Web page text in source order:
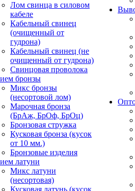
Лом свинца в силовом
кабеле
Кабельный свинец
(очищенный от
гудрона)
Кабельный свинец (не
очищенный от гудрона)
Свинцовая проволока
бронзы
Микс бронзы
(несортовой лом)
Марочная бронза
(БрАж, БрОф, БрОц)
Бронзовая стружка
Кусковая бронза (кусок
от 10 мм.)
Бронзовые изделия
латуни
Микс латуни
(несортовая)
Кусковая латунь (кусок